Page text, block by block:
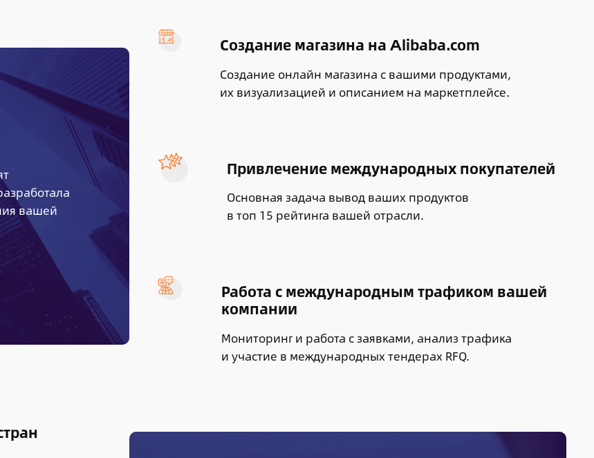
вашей
Создание магазина на Alibaba.com
Создание онлайн магазина с вашими продуктами,
их визуализацией и описанием на маркетплейсе.
Привлечение международных покупателей
Основная задача вывод ваших продуктов
в топ 15 рейтинга вашей отрасли.
Работа с международным трафиком вашей
компании
Мониторинг и работа с заявками, анализ трафика
и участие в международных тендерах RFQ.